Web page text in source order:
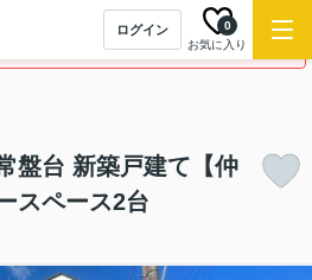
ログイン
お気に入り
0
集は終了しました。
盤台 新築戸建て【仲
スペース2台